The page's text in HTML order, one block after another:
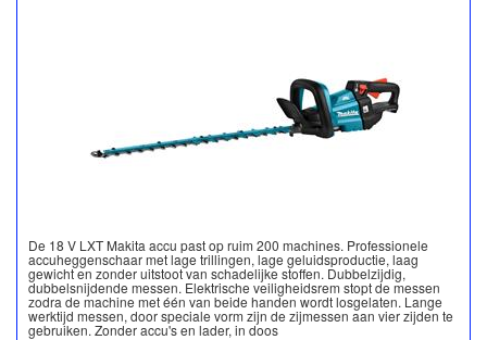
De 18 V LXT Makita accu past op ruim 200 machines. Professionele
accuheggenschaar met lage trillingen, lage geluidsproductie, laag
gewicht en zonder uitstoot van schadelijke stoffen. Dubbelzijdig,
dubbelsnijdende messen. Elektrische veiligheidsrem stopt de messen
zodra de machine met één van beide handen wordt losgelaten. Lange
werktijd messen, door speciale vorm zijn de zijmessen aan vier zijden te
gebruiken. Zonder accu's en lader, in doos